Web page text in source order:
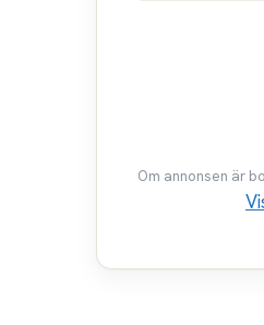
Om annonsen är